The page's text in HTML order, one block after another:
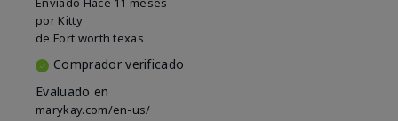
por Kitty
de Fort worth texas
Comprador verificado
Evaluado en
marykay.com/en-us/